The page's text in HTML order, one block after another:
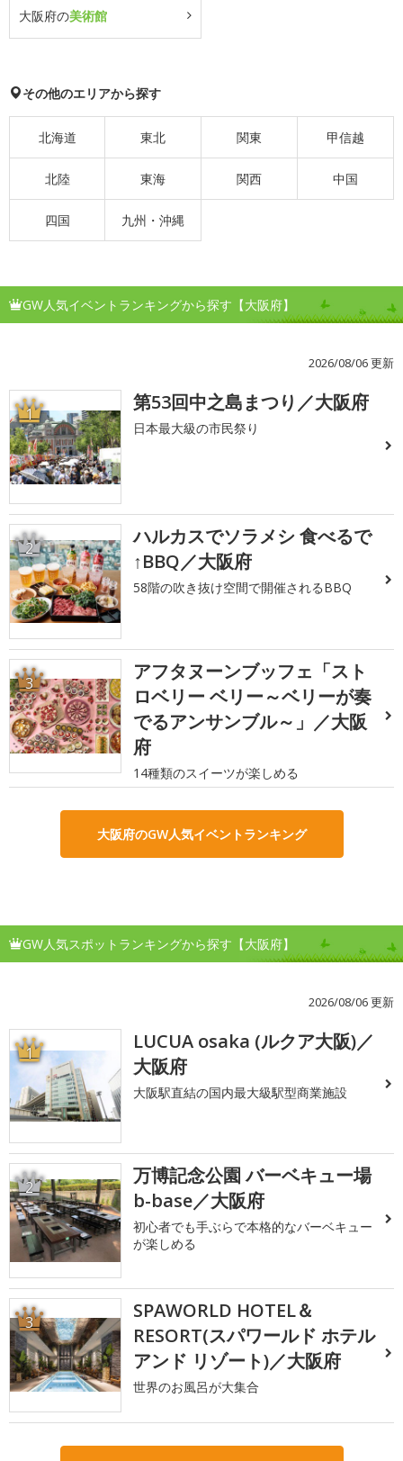
大阪府の美術館
その他のエリアから探す
北海道 東北 関東 甲信越
北陸 東海 関西 中国
四国 九州・沖縄
GW人気イベントランキングから探す【大阪府】
2026/08/06 更新
1 第53回中之島まつり／大阪府
日本最大級の市民祭り
2
ハルカスでソラメシ 食べるで
↑BBQ／大阪府
58階の吹き抜け空間で開催されるBBQ
3
アフタヌーンブッフェ「スト
ロベリー ベリー～ベリーが奏
でるアンサンブル～」／大阪
府
14種類のスイーツが楽しめる
大阪府のGW人気イベントランキング
GW人気スポットランキングから探す【大阪府】
2026/08/06 更新
1
LUCUA osaka (ルクア大阪)／
大阪府
大阪駅直結の国内最大級駅型商業施設
2
万博記念公園 バーベキュー場
b-base／大阪府
初心者でも手ぶらで本格的なバーベキュー
が楽しめる
3
SPAWORLD HOTEL＆
RESORT(スパワールド ホテル
アンド リゾート)／大阪府
世界のお風呂が大集合